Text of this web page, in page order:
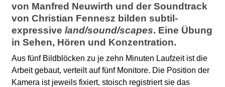
von Manfred Neuwirth und der Soundtrack
von Christian Fennesz bilden subtil-
expressiveland/sound/scapes. Eine Übung
in Sehen, Hören und Konzentration.
Aus fünf Bildblöcken zu je zehn Minuten Laufzeit ist die
Arbeit gebaut, verteilt auf fünf Monitore. Die Position der
Kamera ist jeweils fixiert, stoisch registriert sie das